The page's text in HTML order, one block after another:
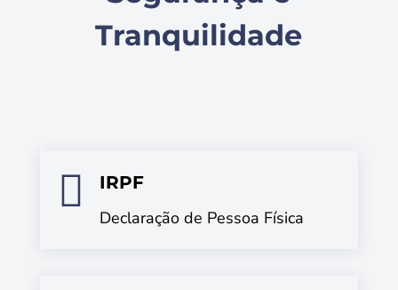
Tranquilidade

IRPF
Declaração de Pessoa Física